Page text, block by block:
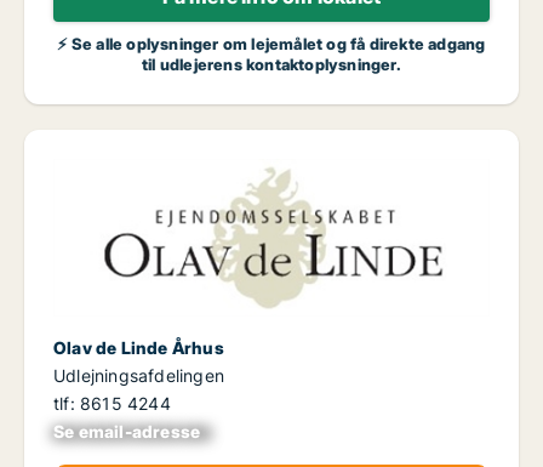
⚡ Se alle oplysninger om lejemålet og få direkte adgang
til udlejerens kontaktoplysninger.
Olav de Linde Århus
Udlejningsafdelingen
tlf: 8615 4244
Se email-adresse
xxxxxxxxxxxxxxxx